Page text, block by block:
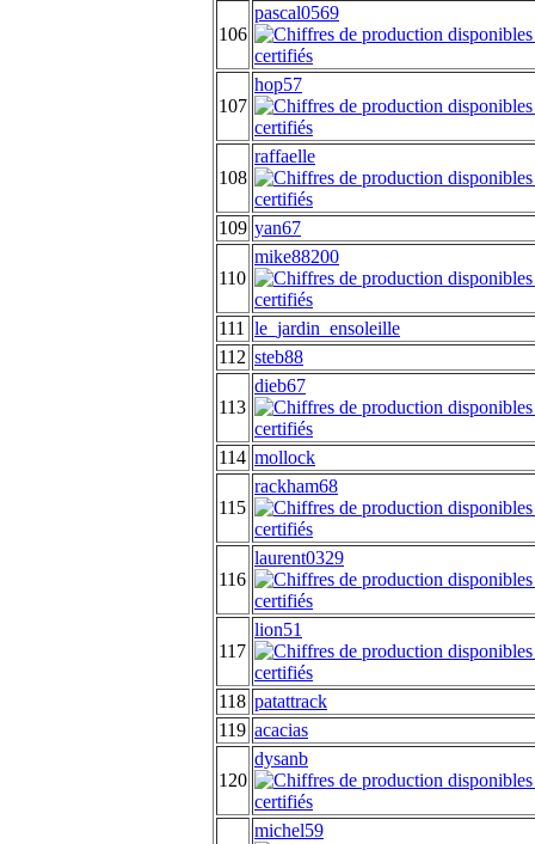
106
pascal0569
107
hop57
108
raffaelle
109 yan67
110
mike88200
111
le_jardin_ensoleille
112 steb88
113
dieb67
114 mollock
115
rackham68
116
laurent0329
117
lion51
118 patattrack
119 acacias
120
dysanb
michel59